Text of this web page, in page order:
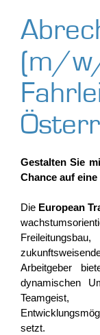
(m/
Gestalten Sie
Chance auf
Die European
Arbeitgeber
dynamischen
setzt.